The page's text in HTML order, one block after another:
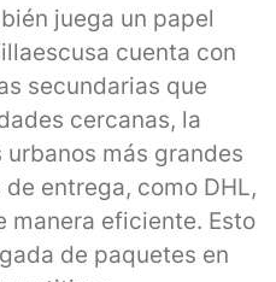
juega un papel
cuenta con
secundarias que
cercanas, la
más grandes
entrega, como DHL,
manera eficiente. Esto
de paquetes en